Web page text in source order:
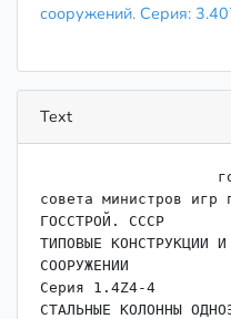
сооружений. Серия:
Text
совета министров
ГОССТРОЙ. СССР
ТИПОВЫЕ КОНСТРУКЦИИ
СООРУЖЕНИИ
Серия 1.4Z4-4
СТАЛЬНЫЕ КОЛОННЫ